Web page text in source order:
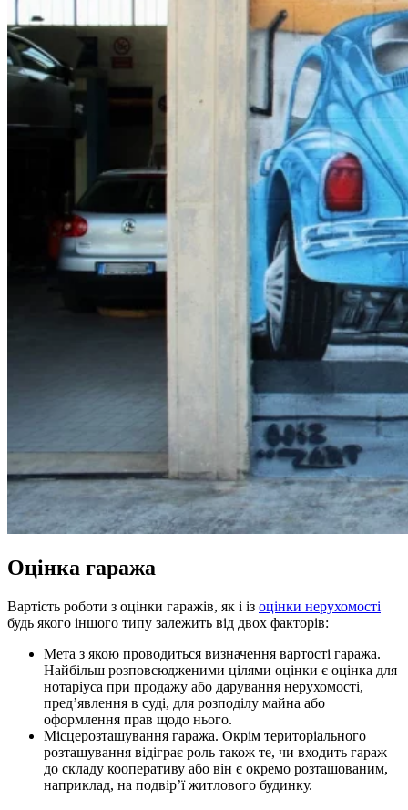
Оцінка гаража
Вартість роботи з оцінки гаражів, як і із оцінки нерухомості
будь якого іншого типу залежить від двох факторів:
Мета з якою проводиться визначення вартості гаража.
Найбільш розповсюдженими цілями оцінки є оцінка для
нотаріуса при продажу або дарування нерухомості,
пред’явлення в суді, для розподілу майна або
оформлення прав щодо нього.
Місцерозташування гаража. Окрім територіального
розташування відіграє роль також те, чи входить гараж
до складу кооперативу або він є окремо розташованим,
наприклад, на подвір’ї житлового будинку.